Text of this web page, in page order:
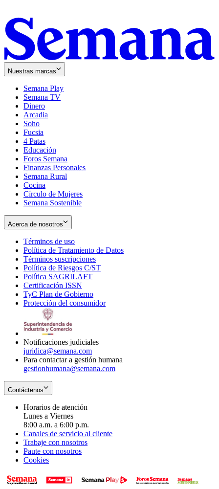
Nuestras marcas
Semana Play
Semana TV
Dinero
Arcadia
Soho
in
new
window
Fucsia
in
new
window
4 Patas
Educación
Foros Semana
Finanzas Personales
Semana Rural
Cocina
Círculo de Mujeres
Semana Sostenible
Acerca de nosotros
Términos de uso
in
new
window
Política de Tratamiento de Datos
Términos suscripciones
in
Política de Riesgos C/ST
Política SAGRILAFT
new
window
Certificación ISSN
in
new
TyC Plan de Gobierno
in
Protección del consumidorOpens
Notificaciones judiciales
juridica@semana.com
Para contactar a gestión humana
gestionhumana@semana.com
Contáctenos
Horarios de atención
Lunes a Viernes
8:00 a.m. a 6:00 p.m.
Canales de servicio al cliente
Trabaje con nosotros
Paute con nosotros
Cookies